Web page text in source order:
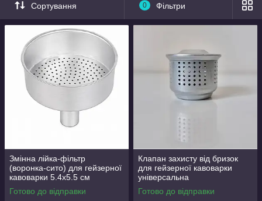
Сортування 0 Фільтри
Змінна лійка-фільтр
(воронка-сито) для гейзерної
кавоварки 5.4х5.5 см
Готово до відправки
Клапан захисту від бризок
для гейзерної кавоварки
універсальна
Готово до відправки